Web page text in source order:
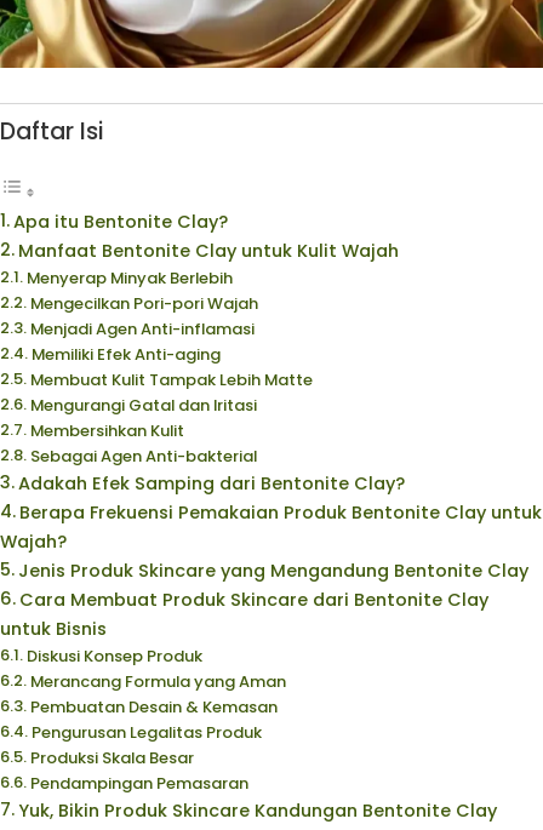
Daftar Isi
Apa itu Bentonite Clay?
Manfaat Bentonite Clay untuk Kulit Wajah
Menyerap Minyak Berlebih
Mengecilkan Pori-pori Wajah
Menjadi Agen Anti-inflamasi
Memiliki Efek Anti-aging
Membuat Kulit Tampak Lebih Matte
Mengurangi Gatal dan Iritasi
Membersihkan Kulit
Sebagai Agen Anti-bakterial
Adakah Efek Samping dari Bentonite Clay?
Berapa Frekuensi Pemakaian Produk Bentonite Clay untuk
Wajah?
Jenis Produk Skincare yang Mengandung Bentonite Clay
Cara Membuat Produk Skincare dari Bentonite Clay
untuk Bisnis
Diskusi Konsep Produk
Merancang Formula yang Aman
Pembuatan Desain & Kemasan
Pengurusan Legalitas Produk
Produksi Skala Besar
Pendampingan Pemasaran
Yuk, Bikin Produk Skincare Kandungan Bentonite Clay